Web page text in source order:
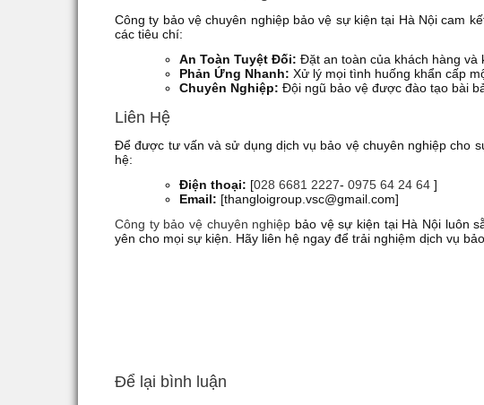
Công ty bảo vệ chuyên nghiệp bảo vệ sự kiện tại Hà Nội cam
các tiêu chí:
An Toàn Tuyệt Đối: Đặt an toàn của khách hàng và
Phản Ứng Nhanh: Xử lý mọi tình huống khẩn cấp
Chuyên Nghiệp: Đội ngũ bảo vệ được đào tạo bài
Liên Hệ
Để được tư vấn và sử dụng dịch vụ bảo vệ chuyên nghiệp cho
hệ:
Điện thoại: [028 6681 2227- 0975 64 24 64 ]
Email: [thangloigroup.vsc@gmail.com]
Công ty bảo vệ chuyên nghiệp bảo vệ sự kiện tại Hà Nội luôn
yên cho mọi sự kiện. Hãy liên hệ ngay để trải nghiệm dịch vụ
Để lại bình luận